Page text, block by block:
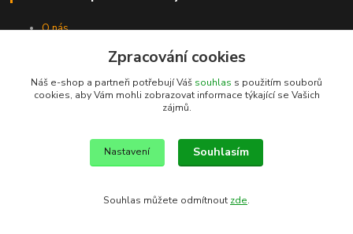
O nás
Obchodní podmínky
Kontakty
Zpracování cookies
Náš e-shop a partneři potřebují Váš souhlas s použitím souborů
cookies, aby Vám mohli zobrazovat informace týkající se Vašich
zájmů.
Nastavení Souhlasím
Souhlas můžete odmítnout zde.